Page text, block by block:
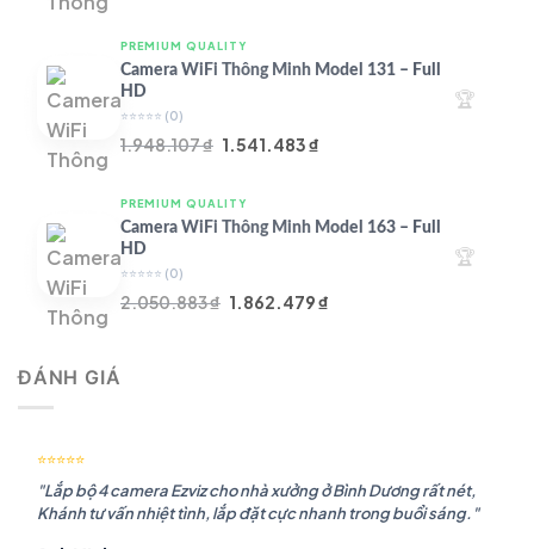
là:
2.544.745 ₫.
là:
PREMIUM QUALITY
Camera WiFi Thông Minh Model 131 – Full
HD
⭐⭐⭐⭐⭐ (0)
1.948.107₫ Giá
là:
1.948.107 ₫.
1.541.483₫
là:
🏆
PREMIUM QUALITY
Camera WiFi Thông Minh Model 163 – Full
HD
⭐⭐⭐⭐⭐ (0)
2.050.883₫ Giá
1.862.479₫
🏆
ĐÁNH GIÁ
⭐⭐⭐⭐⭐
"Lắp bộ 4 camera Ezviz cho nhà xưởng ở Bình Dương rất nét,
Khánh tư vấn nhiệt tình, lắp đặt cực nhanh trong buổi sáng."